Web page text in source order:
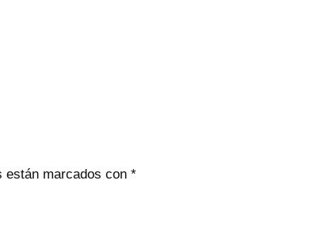
están marcados con *